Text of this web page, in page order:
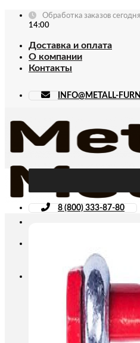
Skip
Обработка заказов
14:00
Доставка и оплата
О компании
Контакты
INFO@METALL-
8 (800) 333-87-80